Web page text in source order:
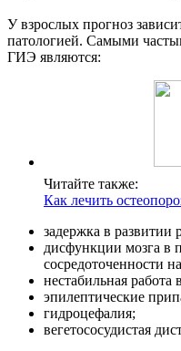
У взрослых прогноз
патологией. Самыми
ГИЭ являются:
Читайте также:
Как лечить
задержка в развитии
дисфункции мозга в
сосредоточенности
нестабильная работа
эпилептические
гидроцефалия;
вегетососудистая